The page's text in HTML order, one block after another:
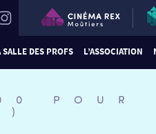
SALLE DES PROFS L’ASSOCIATION
POUR